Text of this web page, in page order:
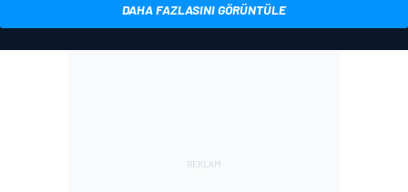
DAHA FAZLASINI GÖRÜNTÜLE